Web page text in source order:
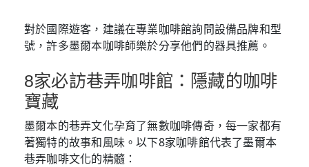
對於國際遊客，建議在專業咖啡館詢問設備品牌和型
號，許多墨爾本咖啡師樂於分享他們的器具推薦。
8家必訪巷弄咖啡館：隱藏的咖啡
寶藏
墨爾本的巷弄文化孕育了無數咖啡傳奇，每一家都有
著獨特的故事和風味。以下8家咖啡館代表了墨爾本
巷弄咖啡文化的精髓：